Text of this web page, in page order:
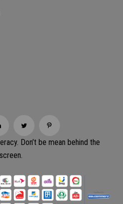
Don’t be mean behind the
screen.